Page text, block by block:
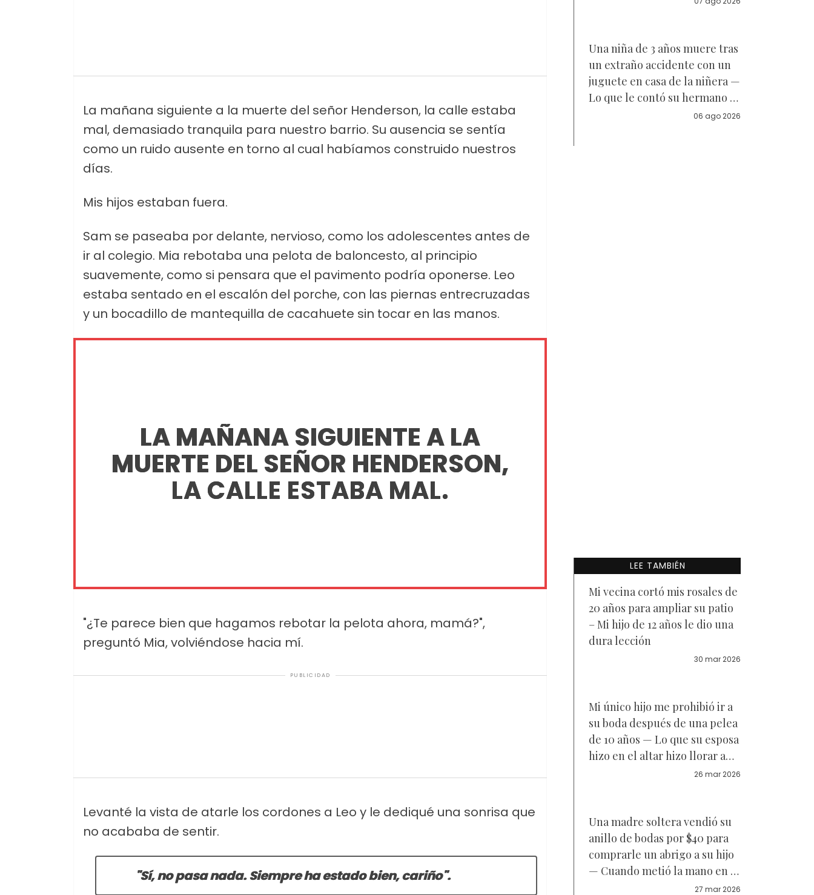
La mañana siguiente a la muerte del señor Henderson, la calle estaba
mal, demasiado tranquila para nuestro barrio. Su ausencia se sentía
como un ruido ausente en torno al cual habíamos construido nuestros
días.
Mis hijos estaban fuera.
Sam se paseaba por delante, nervioso, como los adolescentes antes de
ir al colegio. Mia rebotaba una pelota de baloncesto, al principio
suavemente, como si pensara que el pavimento podría oponerse. Leo
estaba sentado en el escalón del porche, con las piernas entrecruzadas
y un bocadillo de mantequilla de cacahuete sin tocar en las manos.
LA MAÑANA SIGUIENTE A LA
MUERTE DEL SEÑOR HENDERSON,
LA CALLE ESTABA MAL.
"¿Te parece bien que hagamos rebotar la pelota ahora, mamá?",
preguntó Mia, volviéndose hacia mí.
PUBLICIDAD
Levanté la vista de atarle los cordones a Leo y le dediqué una sonrisa que
no acababa de sentir.
"Sí, no pasa nada. Siempre ha estado bien, cariño".
Una niña de 3 años muere tras
un extraño accidente con un
juguete en casa de la niñera —
Lo que le contó su hermano a
06 ago 2026
LEE TAMBIÉN
Mi vecina cortó mis rosales de
20 años para ampliar su patio
– Mi hijo de 12 años le dio una
dura lección
30 mar 2026
Mi único hijo me prohibió ir a
su boda después de una pelea
de 10 años — Lo que su esposa
hizo en el altar hizo llorar a
26 mar 2026
Una madre soltera vendió su
anillo de bodas por $40 para
comprarle un abrigo a su hijo
— Cuando metió la mano en el
bolsillo, casi se desmaya27 mar 2026